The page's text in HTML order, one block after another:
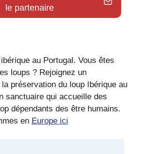
le partenaire
au Portugal. Vous êtes
loups ? Rejoignez un
préservation du loup Ibérique au
sanctuaire qui accueille des
dépendants des être humains.
en Europe ici